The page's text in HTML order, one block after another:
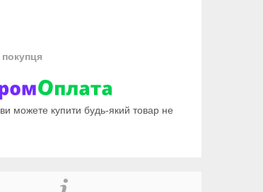
можете купити будь-який товар не